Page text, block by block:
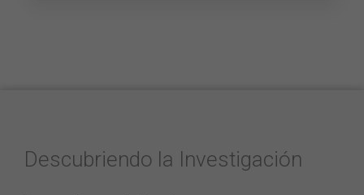
Descubriendo la Investigación